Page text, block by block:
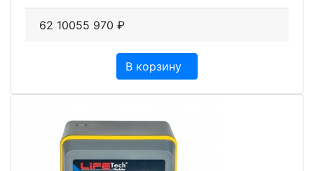
62 10055 970 ₽
В корзину